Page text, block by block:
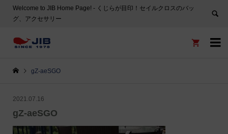
Welcome to JIB Home Page! ‐ くじらが目印！セイルクロスのバッ
グ、アクセサリー


gZ-aeSGO
2021.07.16
gZ-aeSGO